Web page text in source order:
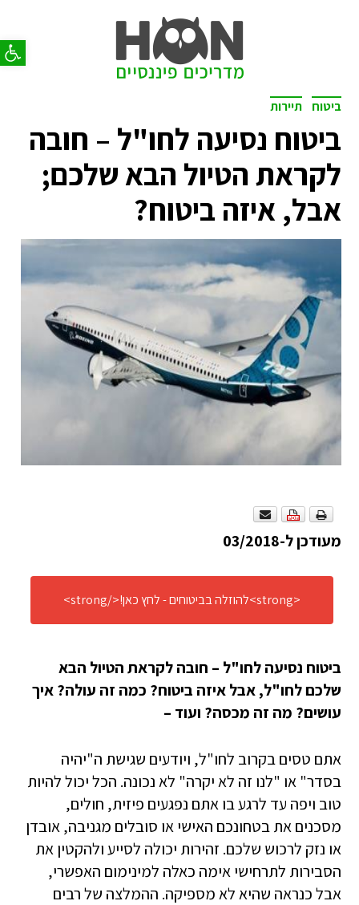
פתח
ביטוח תיירות
ביטוח נסיעה לחו"ל – חובה
לקראת הטיול הבא שלכם;
אבל, איזה ביטוח?
מעודכן ל-03/2018
<strong>להוזלה בביטוחים - לחץ כאן!</strong>
ביטוח נסיעה לחו"ל – חובה לקראת הטיול הבא
שלכם לחו"ל, אבל איזה ביטוח? כמה זה עולה? איך
עושים? מה זה מכסה? ועוד –
אתם טסים בקרוב לחו"ל, ויודעים שגישת ה"יהיה
בסדר" או "לנו זה לא יקרה" לא נכונה. הכל יכול להיות
טוב ויפה עד לרגע בו אתם נפגעים פיזית, חולים,
מסכנים את בטחונכם האישי או סובלים מגניבה, אובדן
או נזק לרכוש שלכם. זהירות יכולה לסייע ולהקטין את
הסבירות לתרחישי אימה כאלה למינימום האפשרי,
אבל כנראה שהיא לא מספיקה. ההמלצה של רבים